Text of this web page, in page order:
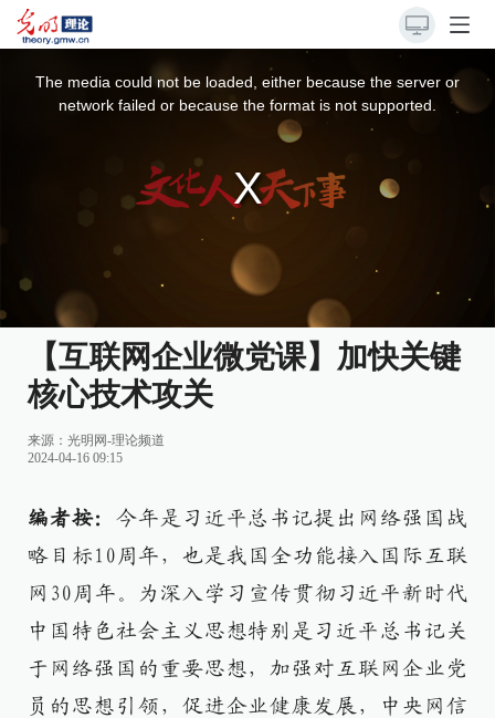
The media could not be loaded, either because the server or
network failed or because the format is not supported.
【互联网企业微党课】加快关键
核心技术攻关
来源： 光明网-理论频道
2024-04-16 09:15
编者按： 今年是习近平总书记提出网络强国战
略目标10周年，也是我国全功能接入国际互联
网30周年。为深入学习宣传贯彻习近平新时代
中国特色社会主义思想特别是习近平总书记关
于网络强国的重要思想，加强对互联网企业党
员的思想引领，促进企业健康发展，中央网信